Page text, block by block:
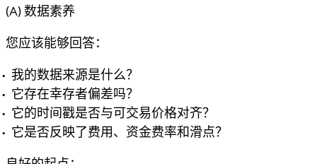
(A) 数据素养
您应该能够回答：
我的数据来源是什么？
它存在幸存者偏差吗？
它的时间戳是否与可交易价格对齐？
它是否反映了费用、资金费率和滑点？